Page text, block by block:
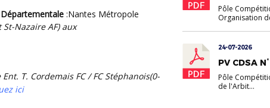
Départementale :Nantes Métropole
Nazaire AF) aux
T. Cordemais FC / FC Stéphanois(0-
ici
Pôle
Organisation
24-07-2026
PV CDSA
Pôle
de l'Arbit...